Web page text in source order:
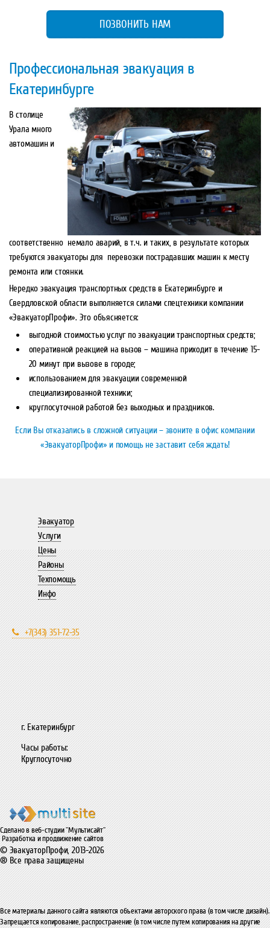
ПОЗВОНИТЬ НАМ
Профессиональная эвакуация в
Екатеринбурге
В столице
Урала много
автомашин и
соответственно немало аварий, в т.ч. и таких, в результате которых
требуются эвакуаторы для перевозки пострадавших машин к месту
ремонта или стоянки.
Нередко эвакуация транспортных средств в Екатеринбурге и
Свердловской области выполняется силами спецтехники компании
«ЭвакуаторПрофи». Это объясняется:
выгодной стоимостью услуг по эвакуации транспортных средств;
оперативной реакцией на вызов – машина приходит в течение 15-
20 минут при вызове в городе;
использованием для эвакуации современной
специализированной техники;
круглосуточной работой без выходных и праздников.
Если Вы отказались в сложной ситуации – звоните в офис компании
«ЭвакуаторПрофи» и помощь не заставит себя ждать!
Эвакуатор
Услуги
Цены
Районы
Техпомощь
Инфо
+7(343) 351-72-35
г. Екатеринбург
Часы работы:
Круглосуточно
Сделано в веб-студии "Мультисайт"
Разработка и продвижение сайтов
© ЭвакуаторПрофи, 2013-2026
® Все права защищены
Все материалы данного сайта являются объектами авторского права (в том числе дизайн).
Запрещается копирование, распространение (в том числе путем копирования на другие